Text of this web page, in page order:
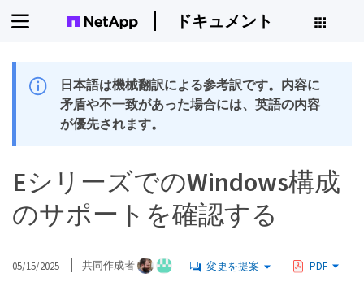
ドキュメント
日本語は機械翻訳による参考訳です。内容に
矛盾や不一致があった場合には、英語の内容
が優先されます。
EシリーズでのWindows構成
のサポートを確認する
05/15/2025 共同作成者 変更を提案 PDF